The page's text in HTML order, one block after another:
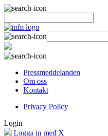
Pressmeddelanden
Om oss
Kontakt
Privacy Policy
Login
Logga in med X